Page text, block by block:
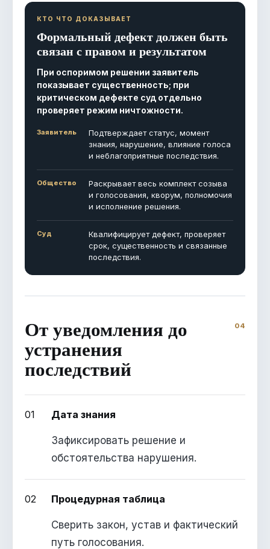
КТО ЧТО ДОКАЗЫВАЕТ
Формальный дефект должен быть
связан с правом и результатом
При оспоримом решении заявитель
показывает существенность; при
критическом дефекте суд отдельно
проверяет режим ничтожности.
Заявитель
Подтверждает статус, момент
знания, нарушение, влияние голоса
и неблагоприятные последствия.
Общество
Раскрывает весь комплект созыва
и голосования, кворум, полномочия
и исполнение решения.
Суд
Квалифицирует дефект, проверяет
срок, существенность и связанные
последствия.
От уведомления до
устранения
последствий
01 Дата знания
Зафиксировать решение и
обстоятельства нарушения.
02 Процедурная таблица
Сверить закон, устав и фактический
путь голосования.